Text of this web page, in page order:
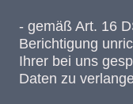
- gemäß Art. 16
Berichtigung
Ihrer bei uns
Daten zu